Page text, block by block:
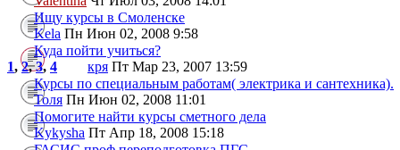
Ищу курсы в Смоленске
Kela Пн Июн 02, 2008 9:58
Куда пойти учиться?
1,2,3, 4 кря Пт Мар 23, 2007 13:59
Курсы по специальным работам( электрика и сантехника).
Толя Пн Июн 02, 2008 11:01
Помогите найти курсы сметного дела
Kykysha Пт Апр 18, 2008 15:18